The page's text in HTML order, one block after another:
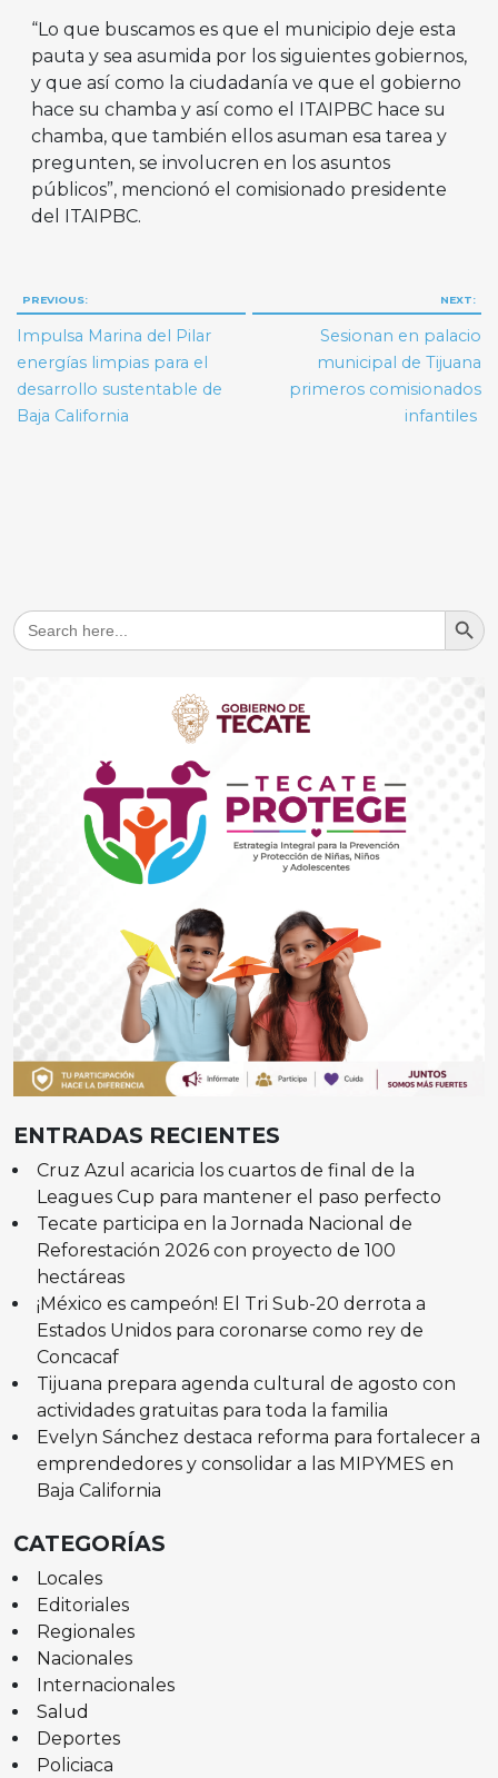
“Lo que buscamos es que el municipio deje esta
pauta y sea asumida por los siguientes gobiernos,
y que así como la ciudadanía ve que el gobierno
hace su chamba y así como el ITAIPBC hace su
chamba, que también ellos asuman esa tarea y
pregunten, se involucren en los asuntos
públicos”, mencionó el comisionado presidente
del ITAIPBC.
Navegación
de
entradas
PREVIOUS:
Impulsa Marina del Pilar
energías limpias para el
desarrollo sustentable de
Baja California
NEXT:
Sesionan en palacio
municipal de Tijuana
primeros comisionados
infantiles
Search
for:
Search
ENTRADAS RECIENTES
Cruz Azul acaricia los cuartos de final de la
Leagues Cup para mantener el paso perfecto
Tecate participa en la Jornada Nacional de
Reforestación 2026 con proyecto de 100
hectáreas
¡México es campeón! El Tri Sub-20 derrota a
Estados Unidos para coronarse como rey de
Concacaf
Tijuana prepara agenda cultural de agosto con
actividades gratuitas para toda la familia
Evelyn Sánchez destaca reforma para fortalecer a
emprendedores y consolidar a las MIPYMES en
Baja California
CATEGORÍAS
Locales
Editoriales
Regionales
Nacionales
Internacionales
Salud
Deportes
Policiaca